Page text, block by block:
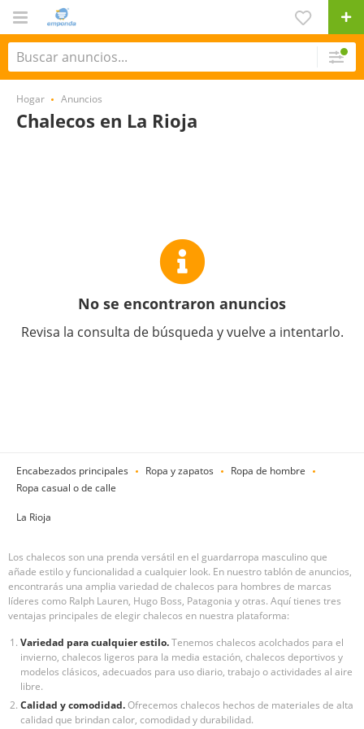
Hogar Anuncios
Chalecos en La Rioja
No se encontraron anuncios
Revisa la consulta de búsqueda y vuelve a intentarlo.
Encabezados principales Ropa y zapatos
Ropa de hombre
Ropa casual o de calle
La Rioja
Los chalecos son una prenda versátil en el guardarropa masculino que
añade estilo y funcionalidad a cualquier look. En nuestro tablón de anuncios,
encontrarás una amplia variedad de chalecos para hombres de marcas
líderes como Ralph Lauren, Hugo Boss, Patagonia y otras. Aquí tienes tres
ventajas principales de elegir chalecos en nuestra plataforma:
Variedad para cualquier estilo.Tenemos chalecos acolchados para el
invierno, chalecos ligeros para la media estación, chalecos deportivos y
modelos clásicos, adecuados para uso diario, trabajo o actividades al aire
libre.
Calidad y comodidad.Ofrecemos chalecos hechos de materiales de alta
calidad que brindan calor, comodidad y durabilidad.